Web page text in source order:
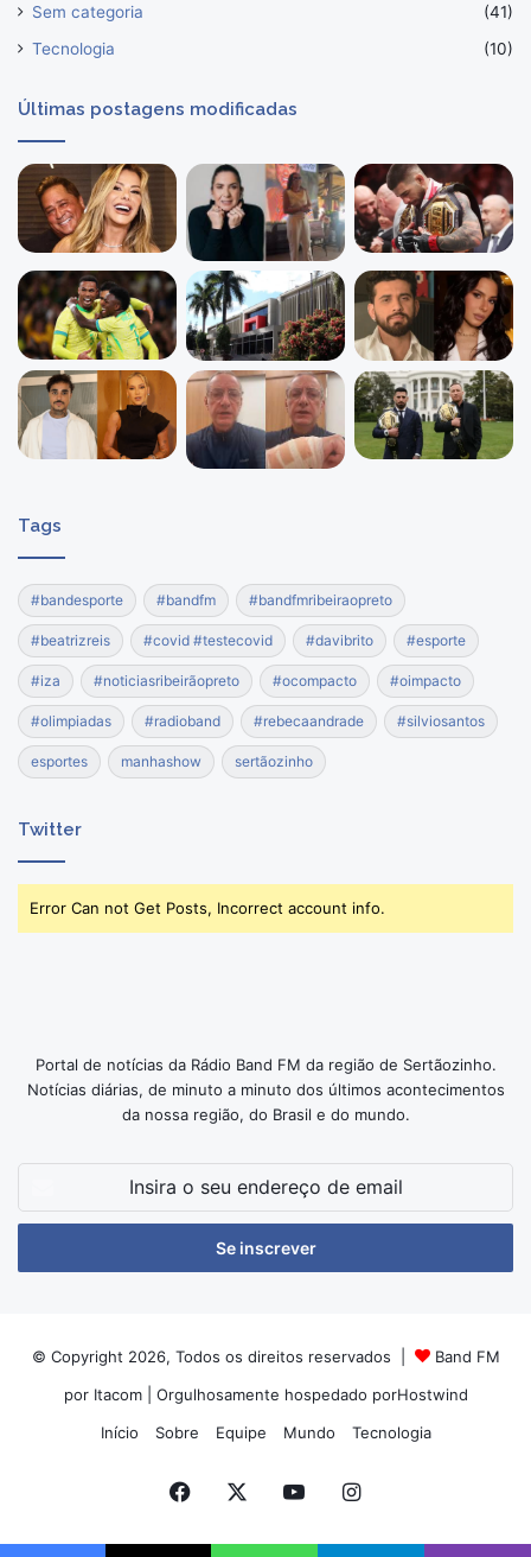
Sem categoria
(41)
Tecnologia
(10)
Últimas postagens modificadas
Tags
#bandesporte #bandfm #bandfmribeiraopreto
#beatrizreis #covid #testecovid #davibrito #esporte
#iza #noticiasribeirãopreto #ocompacto #oimpacto
#olimpiadas #radioband #rebecaandrade #silviosantos
esportes manhashow sertãozinho
Twitter
Error Can not Get Posts, Incorrect account info.
Portal de notícias da Rádio Band FM da região de Sertãozinho.
Notícias diárias, de minuto a minuto dos últimos acontecimentos
da nossa região, do Brasil e do mundo.
seu
de
© Copyright 2026, Todos os direitos reservados |
Band FM
por Itacom| Orgulhosamente hospedado porHostwind
Início
Sobre Equipe Mundo Tecnologia
Facebook YouTubeInstagram